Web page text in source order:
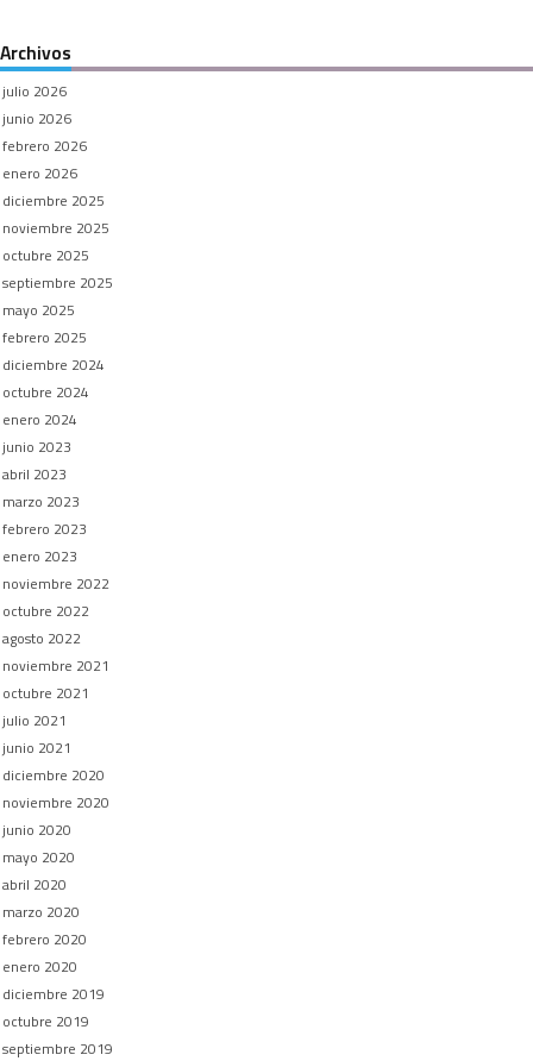
Archivos
julio 2026
junio 2026
febrero 2026
enero 2026
diciembre 2025
noviembre 2025
octubre 2025
septiembre 2025
mayo 2025
febrero 2025
diciembre 2024
octubre 2024
enero 2024
junio 2023
abril 2023
marzo 2023
febrero 2023
enero 2023
noviembre 2022
octubre 2022
agosto 2022
noviembre 2021
octubre 2021
julio 2021
junio 2021
diciembre 2020
noviembre 2020
junio 2020
mayo 2020
abril 2020
marzo 2020
febrero 2020
enero 2020
diciembre 2019
octubre 2019
septiembre 2019